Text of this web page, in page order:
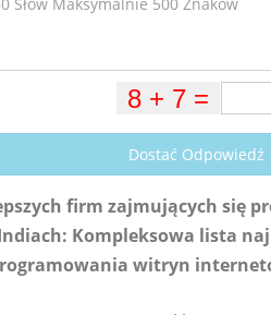
Dostać Odpowiedź
firm zajmujących się
Kompleksowa lista
witryn